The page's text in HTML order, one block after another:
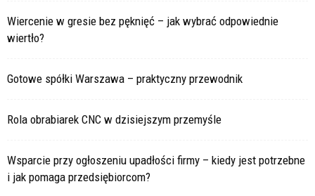
Wiercenie w gresie bez pęknięć – jak wybrać odpowiednie
wiertło?
Gotowe spółki Warszawa – praktyczny przewodnik
Rola obrabiarek CNC w dzisiejszym przemyśle
Wsparcie przy ogłoszeniu upadłości firmy – kiedy jest potrzebne
i jak pomaga przedsiębiorcom?